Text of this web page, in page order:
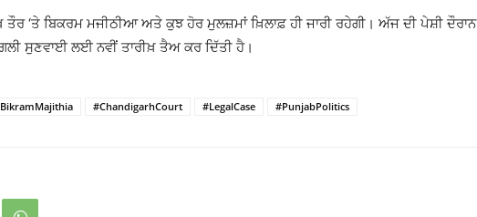
‘ਤੇ ਬਿਕਰਮ ਮਜੀਠੀਆ ਅਤੇ ਕੁਝ ਹੋਰ ਮੁਲਜ਼ਮਾਂ ਖ਼ਿਲਾਫ਼ ਹੀ ਜਾਰੀ ਰਹੇਗੀ। ਅੱਜ ਦੀ ਪੇਸ਼ੀ ਦੌਰਾਨ
ਸੁਣਵਾਈ ਲਈ ਨਵੀਂ ਤਾਰੀਖ਼ ਤੈਅ ਕਰ ਦਿੱਤੀ ਹੈ।
#ChandigarhCourt #LegalCase #PunjabPolitics